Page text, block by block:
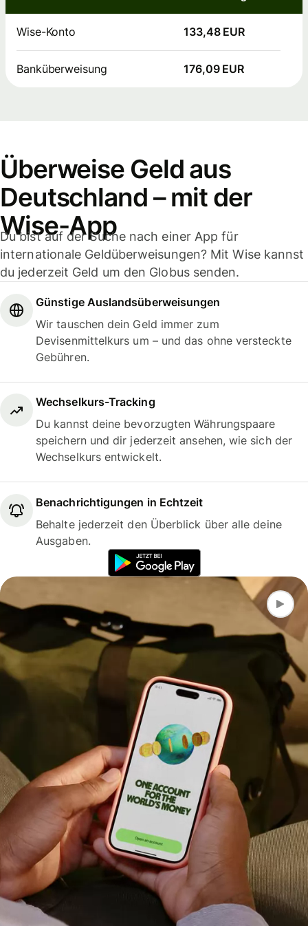
Wise-Konto 133,48 EUR
Banküberweisung 176,09 EUR
Überweise Geld aus
Deutschland – mit der
Wise-App
Du bist auf der Suche nach einer App für
internationale Geldüberweisungen? Mit Wise kannst
du jederzeit Geld um den Globus senden.
Günstige Auslandsüberweisungen
Wir tauschen dein Geld immer zum
Devisenmittelkurs um – und das ohne versteckte
Gebühren.
Wechselkurs-Tracking
Du kannst deine bevorzugten Währungspaare
speichern und dir jederzeit ansehen, wie sich der
Wechselkurs entwickelt.
Benachrichtigungen in Echtzeit
Behalte jederzeit den Überblick über alle deine
Ausgaben.